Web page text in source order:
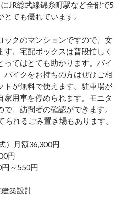
JR総武線錦糸町駅など全部で5
ても優れています。
ックのマンションですので、女
。宅配ボックスは普段忙しく
ってはとても助かります。バイ
バイクをお持ちの方はぜひご相
トが無料で使えます。駐車場が
家用車を停められます。モニタ
、訪問者の確認ができます。
れるごみ置き場もあります。
月額36,300円
円
～550円
築設計